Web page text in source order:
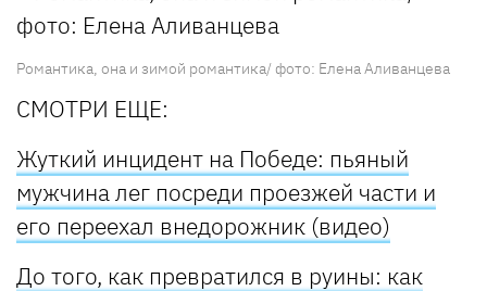
Романтика, она и зимой романтика/ фото: Елена Аливанцева
СМОТРИ ЕЩЕ:
Жуткий инцидент на Победе: пьяный
мужчина лег посреди проезжей части и
его переехал внедорожник (видео)
До того, как превратился в руины: как